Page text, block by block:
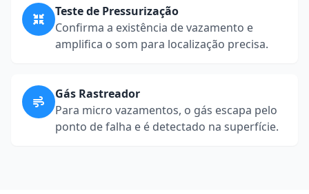
Teste de Pressurização
Confirma a existência de vazamento e
amplifica o som para localização precisa.
Gás Rastreador
Para micro vazamentos, o gás escapa pelo
ponto de falha e é detectado na superfície.